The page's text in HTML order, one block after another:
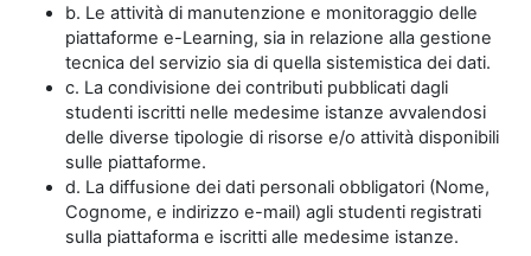
b. Le attività di manutenzione e monitoraggio delle
piattaforme e-Learning, sia in relazione alla gestione
tecnica del servizio sia di quella sistemistica dei dati.
c. La condivisione dei contributi pubblicati dagli
studenti iscritti nelle medesime istanze avvalendosi
delle diverse tipologie di risorse e/o attività disponibili
sulle piattaforme.
d. La diffusione dei dati personali obbligatori (Nome,
Cognome, e indirizzo e-mail) agli studenti registrati
sulla piattaforma e iscritti alle medesime istanze.